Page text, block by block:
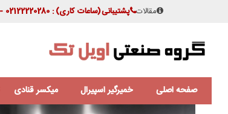
مقالات پشتیبانی(ساعات کاری): 02122220280 - 09101790036
صفحه اصلی خمیرگیر اسپیرال میکسر قنادی